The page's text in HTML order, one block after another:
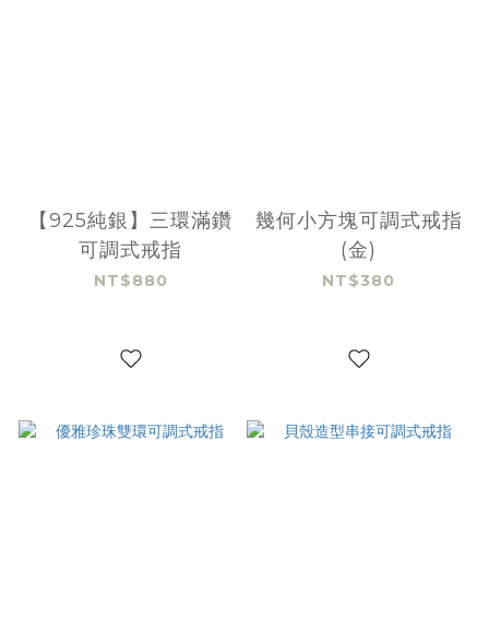
【925純銀】三環滿鑽
可調式戒指
NT$880
幾何小方塊可調式戒指
(金)
NT$380